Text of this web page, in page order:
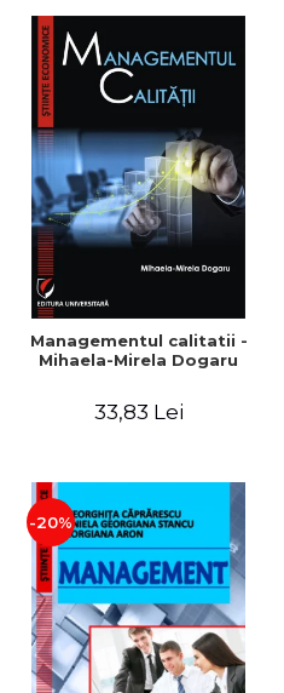
ULTIMELE EXEMPLARE
Managementul calitatii -
Mihaela-Mirela Dogaru
33,83 Lei
-20%